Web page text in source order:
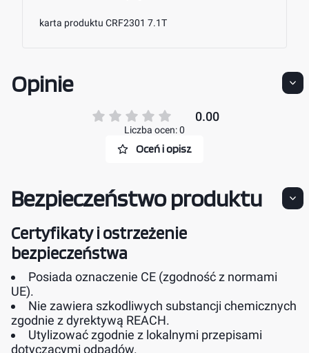
karta produktu CRF2301 7.1T
Opinie
0.00
Liczba ocen: 0
Oceń i opisz
Bezpieczeństwo produktu
Certyfikaty i ostrzeżenie
bezpieczeństwa
Posiada oznaczenie CE (zgodność z normami
UE).
Nie zawiera szkodliwych substancji chemicznych
zgodnie z dyrektywą REACH.
Utylizować zgodnie z lokalnymi przepisami
dotyczącymi odpadów.